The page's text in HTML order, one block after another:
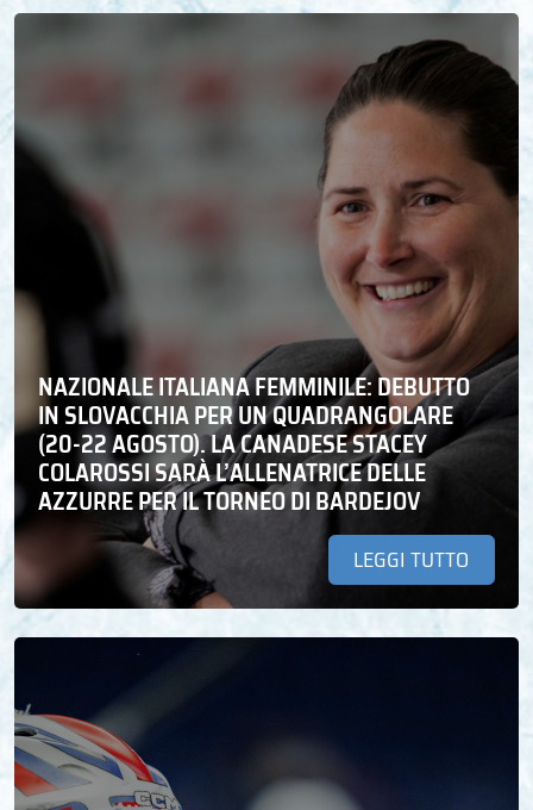
NAZIONALE ITALIANA FEMMINILE: DEBUTTO
IN SLOVACCHIA PER UN QUADRANGOLARE
(20-22 AGOSTO). LA CANADESE STACEY
COLAROSSI SARÀ L’ALLENATRICE DELLE
AZZURRE PER IL TORNEO DI BARDEJOV
LEGGI TUTTO